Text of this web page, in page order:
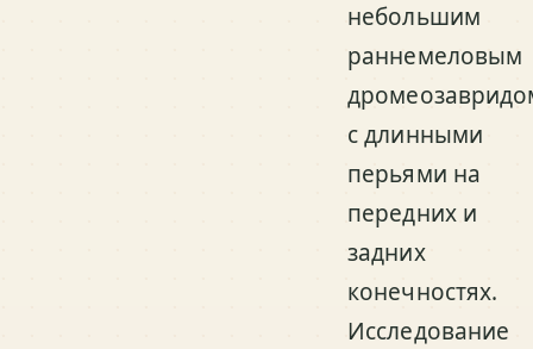
небольшим
раннемеловым
с длинными
перьями на
передних и
задних
конечностях.
Исследование